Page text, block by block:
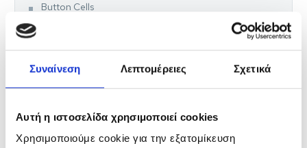
Συναίνεση Λεπτομέρειες Σχετικά
Αυτή η ιστοσελίδα χρησιμοποιεί cookies
Χρησιμοποιούμε cookie για την εξατομίκευση
Button Cells
Hearing Aids
EnergiaNet